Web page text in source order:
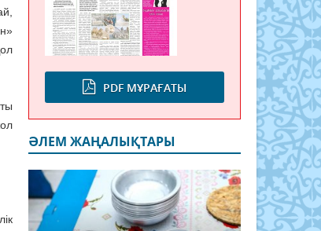
PDF МҰРАҒАТЫ
ӘЛЕМ ЖАҢАЛЫҚТАРЫ